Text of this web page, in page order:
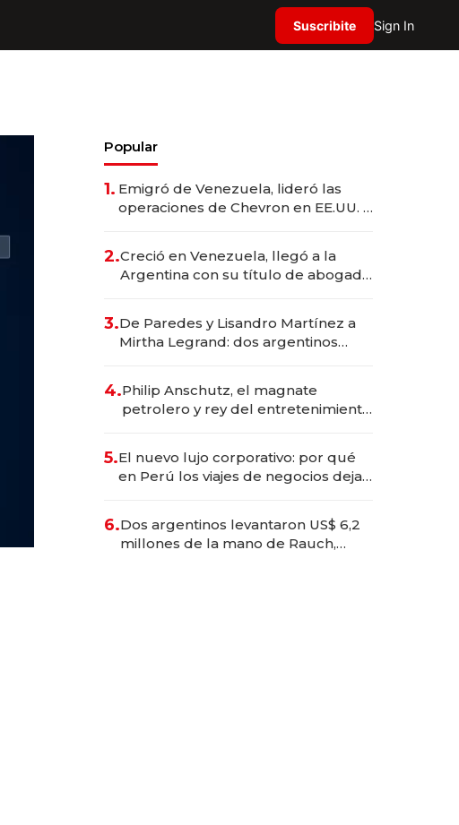
Suscribite Sign In
Popular
1. Emigró de Venezuela, lideró las
operaciones de Chevron en EE.UU. y
2.Creció en Venezuela, llegó a la
Argentina con su título de abogado
marcas "fast premium"
3.De Paredes y Lisandro Martínez a
Mirtha Legrand: dos argentinos
4.Philip Anschutz, el magnate
petrolero y rey del entretenimiento
5.El nuevo lujo corporativo: por qué
en Perú los viajes de negocios dejan
en experiencias transformadoras
6.Dos argentinos levantaron US$ 6,2
millones de la mano de Rauch,